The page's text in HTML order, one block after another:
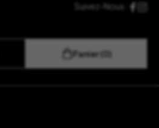
Suivez-Nous :
Panier (0)